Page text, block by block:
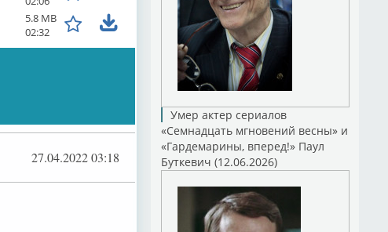
5.8 MB
02:32
27.04.2022 03:18
Умер актер сериалов
«Семнадцать мгновений весны» и
«Гардемарины, вперед!» Паул
Буткевич (12.06.2026)